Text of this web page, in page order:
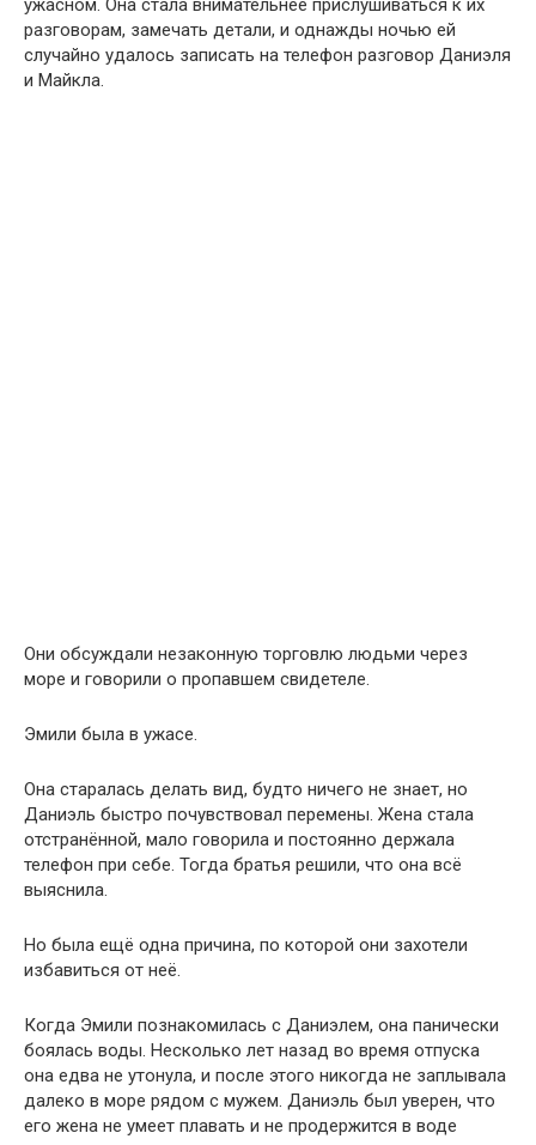
ужасном. Она стала внимательнее прислушиваться к их
разговорам, замечать детали, и однажды ночью ей
случайно удалось записать на телефон разговор Даниэля
и Майкла.
Они обсуждали незаконную торговлю людьми через
море и говорили о пропавшем свидетеле.
Эмили была в ужасе.
Она старалась делать вид, будто ничего не знает, но
Даниэль быстро почувствовал перемены. Жена стала
отстранённой, мало говорила и постоянно держала
телефон при себе. Тогда братья решили, что она всё
выяснила.
Но была ещё одна причина, по которой они захотели
избавиться от неё.
Когда Эмили познакомилась с Даниэлем, она панически
боялась воды. Несколько лет назад во время отпуска
она едва не утонула, и после этого никогда не заплывала
далеко в море рядом с мужем. Даниэль был уверен, что
его жена не умеет плавать и не продержится в воде